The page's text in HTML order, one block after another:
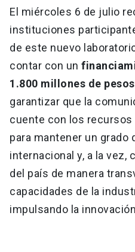
El miércoles 6 de julio
instituciones
de este nuevo
contar con un
1.800 millones de
garantizar que la
cuente con los
para mantener un grado
internacional y, a la vez,
del país de manera
capacidades de la
impulsando la